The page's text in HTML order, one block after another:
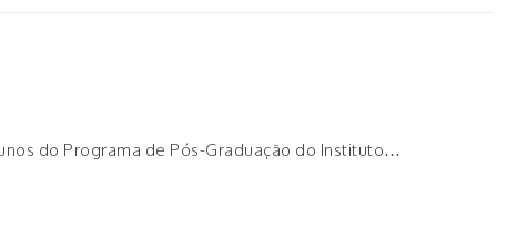
do Programa de Pós-Graduação do Instituto…